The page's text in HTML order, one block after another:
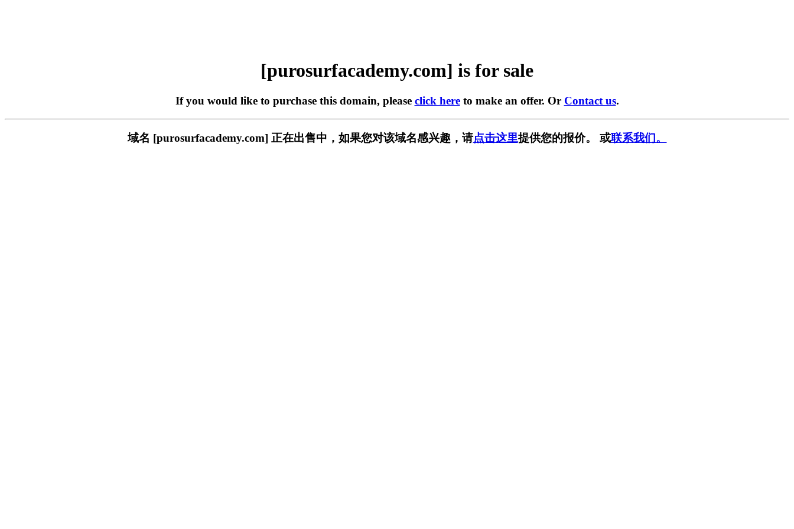
[purosurfacademy.com] is for sale
If you would like to purchase this domain, please click hereto make an offer. Or Contact us.
域名 [purosurfacademy.com] 正在出售中，如果您对该域名感兴趣，请点击这里提供您的报价。 或联系我们。